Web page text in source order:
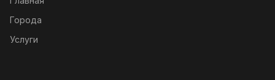
Города
Услуги